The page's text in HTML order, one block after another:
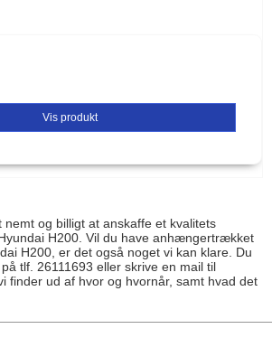
Vis produkt
nemt og billigt at anskaffe et kvalitets
H200. Vil du have anhængertrækket
H200, er det også noget vi kan klare. Du
tlf. 26111693 eller skrive en mail til
finder ud af hvor og hvornår, samt hvad det